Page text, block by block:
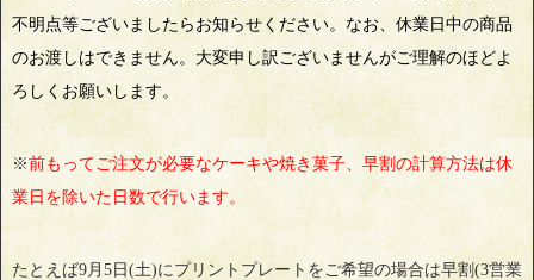
不明点等ございましたらお知らせください。なお、休業日中の商品
のお渡しはできません。大変申し訳ございませんがご理解のほどよ
ろしくお願いします。
※前もってご注文が必要なケーキや焼き菓子、早割の計算方法は休
業日を除いた日数で行います。
たとえば9月5日(土)にプリントプレートをご希望の場合は早割(3営業